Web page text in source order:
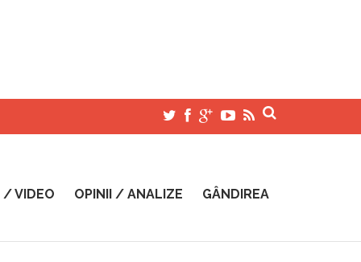
/ VIDEO OPINII / ANALIZE GÂNDIREA